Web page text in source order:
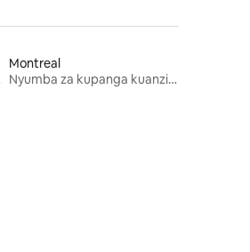
Montreal
Nyumba za kupanga kuanzia mwezi mmoja